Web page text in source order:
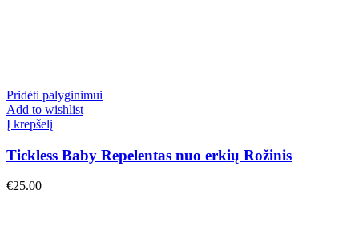
Pridėti palyginimui
Add to wishlist
Į krepšelį
Tickless Baby Repelentas nuo erkių Rožinis
€25.00